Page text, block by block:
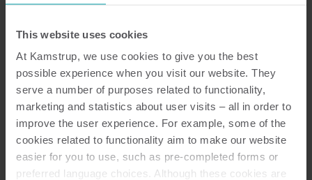
This website uses cookies
At Kamstrup, we use cookies to give you the best
possible experience when you visit our website. They
serve a number of purposes related to functionality,
marketing and statistics about user visits – all in order to
improve the user experience. For example, some of the
cookies related to functionality aim to make our website
easier for you to use, such as pre-completed forms or
preferred language choices. Although these cookies are
Dokumentacja
5 Dokumentów łącznie
Podręcznik instalacji i użytkownika
(1)